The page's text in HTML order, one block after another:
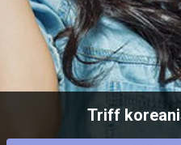
Triff